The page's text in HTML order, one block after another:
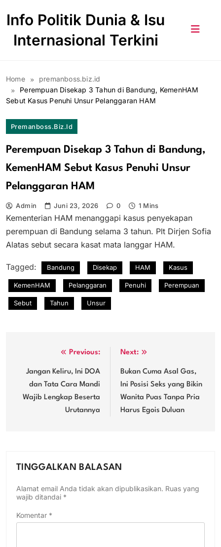
Info Politik Dunia & Isu
Internasional Terkini
Home
premanboss.biz.id
Perempuan Disekap 3 Tahun di Bandung, KemenHAM
Sebut Kasus Penuhi Unsur Pelanggaran HAM
Premanboss.biz.id
Perempuan Disekap 3 Tahun di Bandung,
KemenHAM Sebut Kasus Penuhi Unsur
Pelanggaran HAM
Admin Juni 23, 2026 0 1 Mins
Kementerian HAM menanggapi kasus penyekapan
perempuan di Bandung selama 3 tahun. Plt Dirjen Sofia
Alatas sebut secara kasat mata langgar HAM.
Tagged: Bandung Disekap HAM Kasus
KemenHAM Pelanggaran Penuhi Perempuan
Sebut Tahun Unsur
pos
Previous:
Jangan Keliru, Ini DOA
dan Tata Cara Mandi
Wajib Lengkap Beserta
Urutannya
Next:
Bukan Cuma Asal Gas,
Ini Posisi Seks yang Bikin
Wanita Puas Tanpa Pria
Harus Egois Duluan
TINGGALKAN BALASAN
Alamat email Anda tidak akan dipublikasikan. Ruas yang
wajib ditandai *
Komentar *